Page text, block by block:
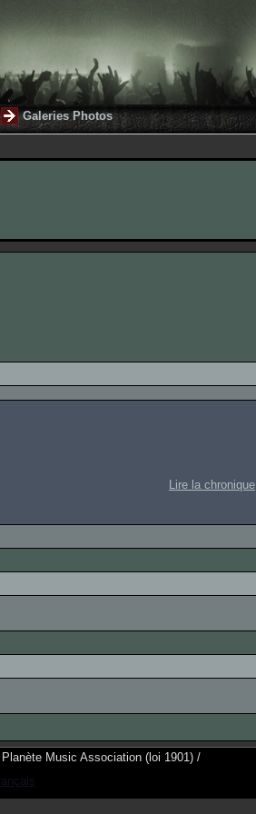
Galeries Photos
Lire la chronique
Music Association (loi 1901) /